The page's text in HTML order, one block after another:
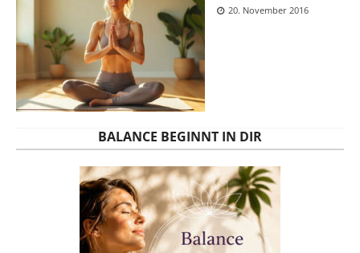
20. November 2016
BALANCE BEGINNT IN DIR